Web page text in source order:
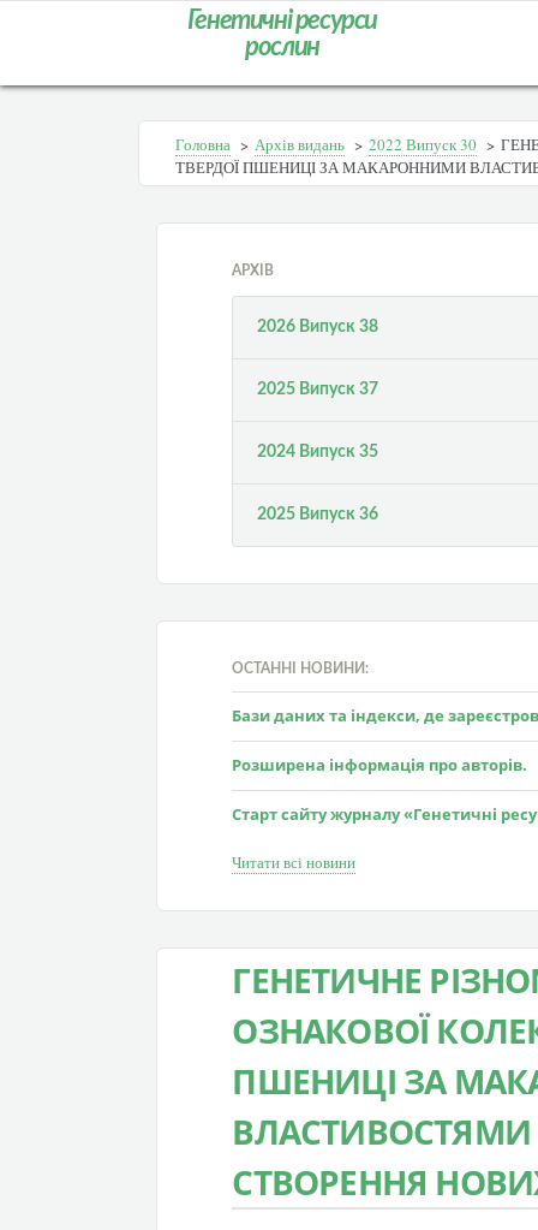
Генетичні ресурси
рослин
Головна > Архів видань > 2022 Випуск 30 >
ТВЕРДОЇ ПШЕНИЦІ ЗА МАКАРОННИМИ
АРХІВ
2026 Випуск 38
2025 Випуск 37
2024 Випуск 35
2025 Випуск 36
ОСТАННІ НОВИНИ:
Бази даних та індекси, де
Розширена інформація про авторів.
Старт сайту журналу «Генетичні
Читати всі новини
ГЕНЕТИЧНЕ
ОЗНАКОВОЇ
ПШЕНИЦІ ЗА
СТВОРЕННЯ